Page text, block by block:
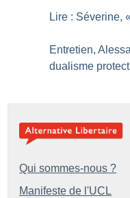
Lire : Séverine, «
Entretien,
dualisme
Qui sommes-nous ?
Manifeste de l'UCL